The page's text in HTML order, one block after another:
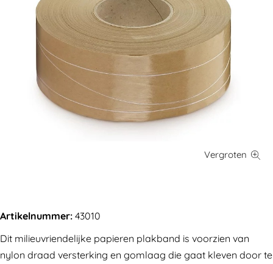
Artikelnummer: 43010
Dit milieuvriendelijke papieren plakband is voorzien van
nylon draad versterking en gomlaag die gaat kleven door te